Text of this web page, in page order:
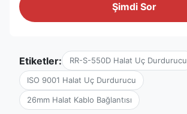
Şimdi Sor
Etiketler: RR-S-550D Halat Uç Durdurucu
ISO 9001 Halat Uç Durdurucu
26mm Halat Kablo Bağlantısı